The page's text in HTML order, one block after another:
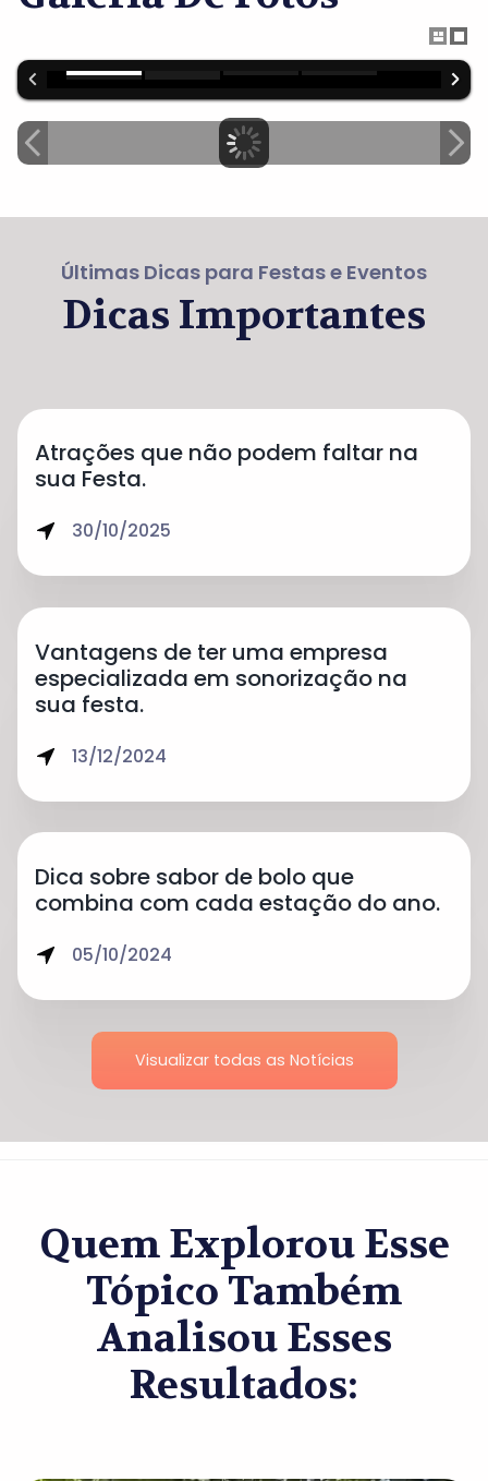
Últimas Dicas para Festas e Eventos
Dicas Importantes
Atrações que não podem faltar na
sua Festa.
30/10/2025
Vantagens de ter uma empresa
especializada em sonorização na
sua festa.
13/12/2024
Dica sobre sabor de bolo que
combina com cada estação do ano.
05/10/2024
Visualizar todas as Notícias
Quem Explorou Esse
Tópico Também
Analisou Esses
Resultados: